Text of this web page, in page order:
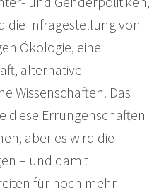
die Infragestellung von
Ökologie, eine
alternative
Wissenschaften. Das
diese Errungenschaften
aber es wird die
– und damit
für noch mehr